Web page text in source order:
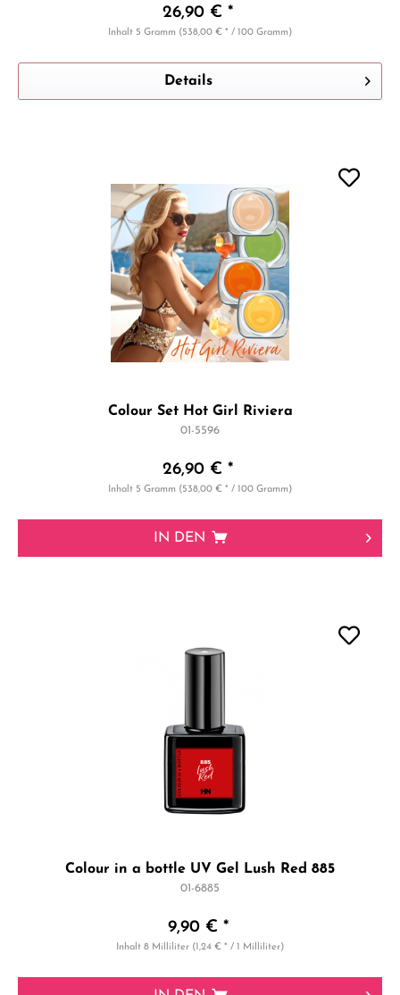
26,90 € *
Inhalt 5 Gramm (538,00 € * / 100 Gramm)
Details
Colour Set Hot Girl Riviera
01-5596
26,90 € *
Inhalt 5 Gramm (538,00 € * / 100 Gramm)
IN DEN
Colour in a bottle UV Gel Lush Red 885
01-6885
9,90 € *
Inhalt8 Milliliter (1,24 € * / 1 Milliliter)